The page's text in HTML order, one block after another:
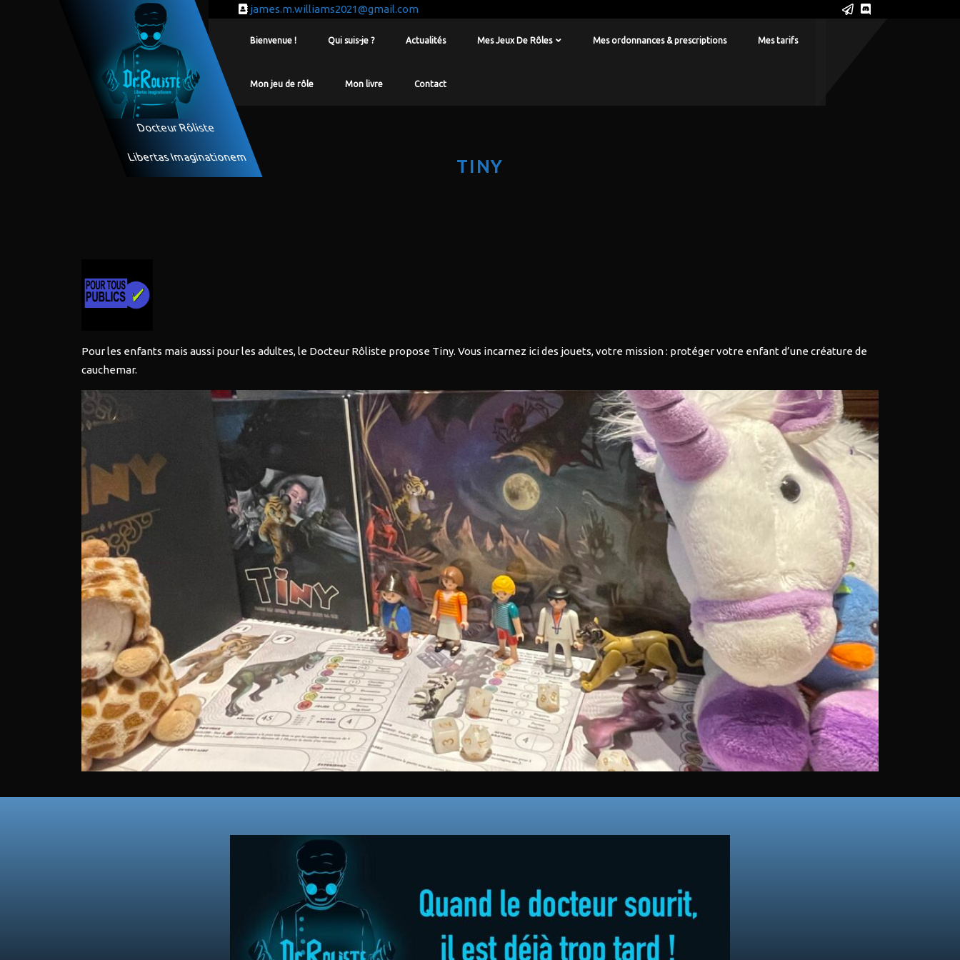
Docteur Rôliste
Libertas Imaginationem
james.m.williams2021@gmail.com
Bienvenue ! Qui suis-je ? Actualités Mes Jeux De Rôles Mes ordonnances & prescriptions Mes tarifs
Mon jeu de rôle Mon livre Contact
TINY
Pour les enfants mais aussi pour les adultes, le Docteur Rôliste propose Tiny. Vous incarnez ici des jouets, votre mission : protéger votre enfant d’une créature de
cauchemar.